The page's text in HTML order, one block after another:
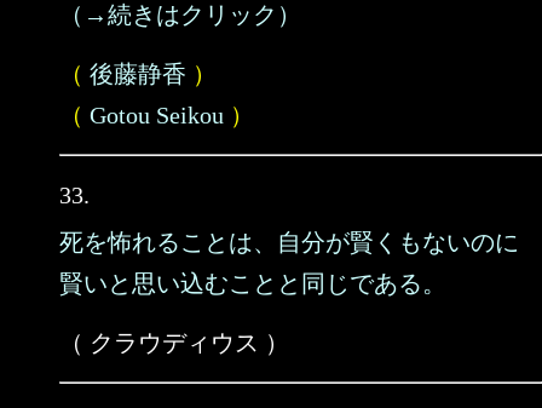
（→続きはクリック）
（ 後藤静香 ）
（ Gotou Seikou ）
33.
死を怖れることは、自分が賢くもないのに
賢いと思い込むことと同じである。
（ クラウディウス ）